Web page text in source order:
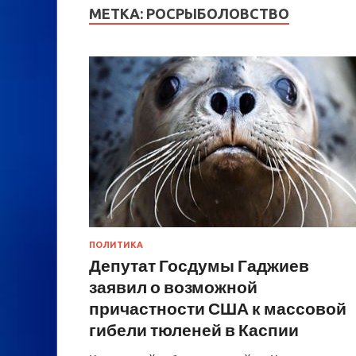
МЕТКА: РОСРЫБОЛОВСТВО
ПОЛИТИКА
Депутат Госдумы Гаджиев
заявил о возможной
причастности США к массовой
гибели тюленей в Каспии